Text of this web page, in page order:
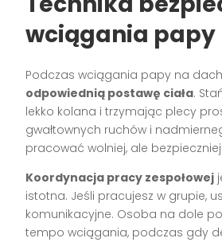
wciągania papy
Podczas wciągania papy na
odpowiednią postawę ciała.
lekko kolana i trzymając plecy
gwałtownych ruchów i
pracować wolniej, ale bezpieczniej.
Koordynacja pracy zespołowej
istotna. Jeśli pracujesz w grupie,
komunikacyjne. Osoba na dole
tempo wciągania, podczas gdy